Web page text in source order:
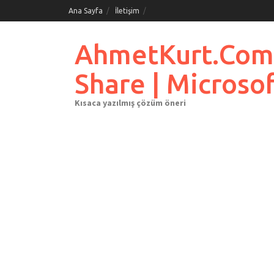
to
Ana Sayfa İletişim
Share |
Kısaca yazılmış çözüm öneri